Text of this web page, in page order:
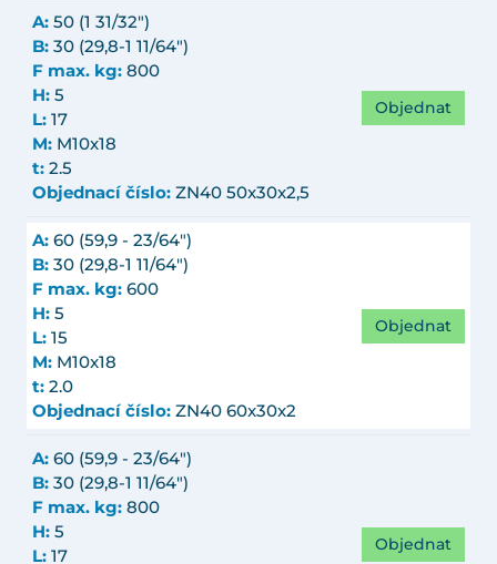
A: 50 (1 31/32")
B: 30 (29,8-1 11/64")
F max. kg: 800
H: 5
L: 17
M: M10x18
t: 2.5
Objednací číslo: ZN40 50x30x2,5
Objednat
A: 60 (59,9 - 23/64")
B: 30 (29,8-1 11/64")
F max. kg: 600
H: 5
L: 15
M: M10x18
t: 2.0
Objednací číslo: ZN40 60x30x2
Objednat
A: 60 (59,9 - 23/64")
B: 30 (29,8-1 11/64")
F max. kg: 800
H: 5
L: 17
Objednat